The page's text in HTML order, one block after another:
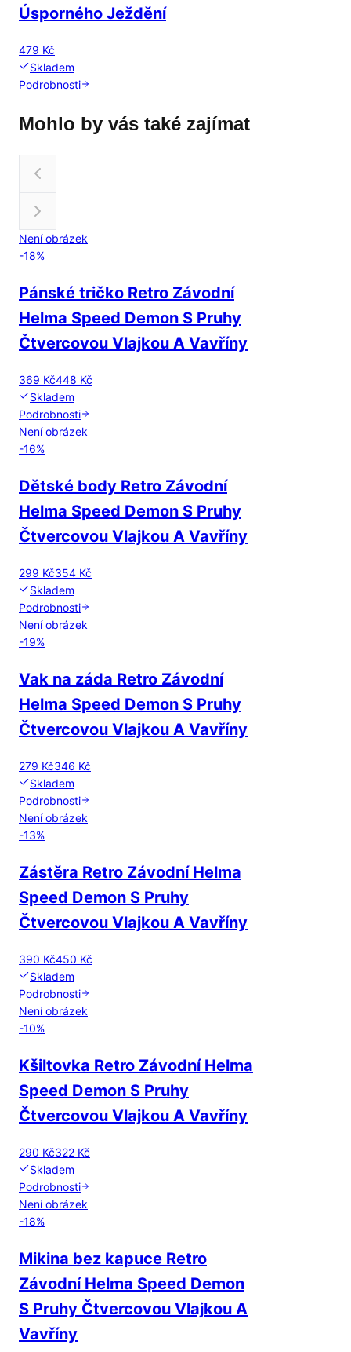
Úsporného Ježdění
479 Kč
Skladem
Podrobnosti
Mohlo by vás také zajímat
Není obrázek
-18%
Pánské tričko Retro Závodní
Helma Speed Demon S Pruhy
Čtvercovou Vlajkou A Vavříny
369 Kč448 Kč
Skladem
Podrobnosti
Není obrázek
-16%
Dětské body Retro Závodní
Helma Speed Demon S Pruhy
Čtvercovou Vlajkou A Vavříny
299 Kč354 Kč
Skladem
Podrobnosti
Není obrázek
-19%
Vak na záda Retro Závodní
Helma Speed Demon S Pruhy
Čtvercovou Vlajkou A Vavříny
279 Kč346 Kč
Skladem
Podrobnosti
Není obrázek
-13%
Zástěra Retro Závodní Helma
Speed Demon S Pruhy
Čtvercovou Vlajkou A Vavříny
390 Kč450 Kč
Skladem
Podrobnosti
Není obrázek
-10%
Kšiltovka Retro Závodní Helma
Speed Demon S Pruhy
Čtvercovou Vlajkou A Vavříny
290 Kč322 Kč
Skladem
Podrobnosti
Není obrázek
-18%
Mikina bez kapuce Retro
Závodní Helma Speed Demon
S Pruhy Čtvercovou Vlajkou A
Vavříny